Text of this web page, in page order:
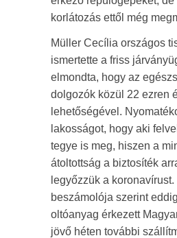
korlátozás ettől még
Müller Cecília országos
ismertette a friss
elmondta, hogy az
dolgozók közül 22 ezren
lehetőségével.
lakosságot, hogy aki
tegye is meg, hiszen a
átoltottság a biztosíték
legyőzzük a
beszámolója szerint
oltóanyag érkezett
jövő héten további